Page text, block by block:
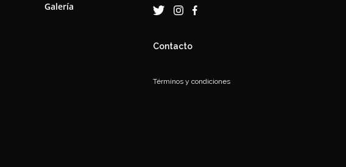
Galería
Contacto
Términos y condiciones